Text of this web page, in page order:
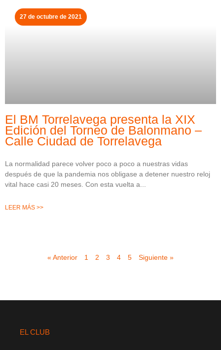
El BM Torrelavega presenta la XIX
Edición del Torneo de Balonmano –
Calle Ciudad de Torrelavega
La normalidad parece volver poco a poco a nuestras vidas
después de que la pandemia nos obligase a detener nuestro reloj
vital hace casi 20 meses. Con esta vuelta a
LEER MÁS >>
27 de octubre de 2021
« Anterior 1 2 3 4 5 Siguiente »
EL CLUB